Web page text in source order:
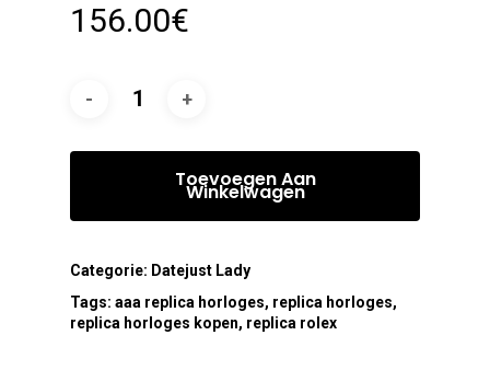
156.00€
Toevoegen Aan
Winkelwagen
Categorie: Datejust Lady
Tags: aaa replica horloges, replica horloges,
replica horloges kopen, replica rolex